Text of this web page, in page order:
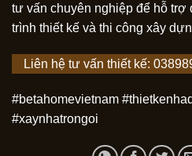
tư vấn chuyên nghiệp để hỗ trợ
trình thiết kế và thi công xây
Liên hệ tư vấn thiết kế:
#betahomevietnam
#xaynhatrongoi